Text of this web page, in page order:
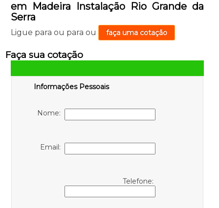
em Madeira Instalação Rio Grande da
Serra
Ligue para ou para ou faça uma cotação
Faça sua cotação
Informações Pessoais
Nome:
Email:
Telefone: